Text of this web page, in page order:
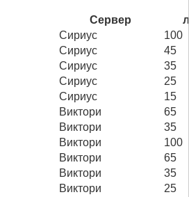
Сервер
Сириус
100
Сириус
45
Сириус
35
Сириус
25
Сириус
15
Виктори
65
Виктори
35
Виктори
100
Виктори
65
Виктори
35
Виктори
25